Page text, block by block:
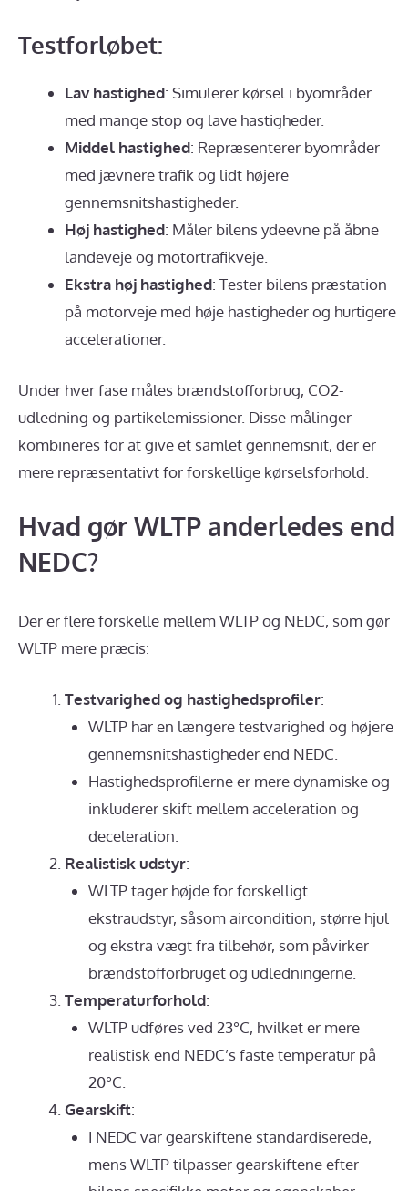
Testforløbet:
Lav hastighed: Simulerer kørsel i byområder
med mange stop og lave hastigheder.
Middel hastighed: Repræsenterer byområder
med jævnere trafik og lidt højere
gennemsnitshastigheder.
Høj hastighed: Måler bilens ydeevne på åbne
landeveje og motortrafikveje.
Ekstra høj hastighed: Tester bilens præstation
på motorveje med høje hastigheder og hurtigere
accelerationer.
Under hver fase måles brændstofforbrug, CO2-
udledning og partikelemissioner. Disse målinger
kombineres for at give et samlet gennemsnit, der er
mere repræsentativt for forskellige kørselsforhold.
Hvad gør WLTP anderledes end
NEDC?
Der er flere forskelle mellem WLTP og NEDC, som gør
WLTP mere præcis:
Testvarighed og hastighedsprofiler:
WLTP har en længere testvarighed og højere
gennemsnitshastigheder end NEDC.
Hastighedsprofilerne er mere dynamiske og
inkluderer skift mellem acceleration og
deceleration.
Realistisk udstyr:
WLTP tager højde for forskelligt
ekstraudstyr, såsom aircondition, større hjul
og ekstra vægt fra tilbehør, som påvirker
brændstofforbruget og udledningerne.
Temperaturforhold:
WLTP udføres ved 23°C, hvilket er mere
realistisk end NEDC’s faste temperatur på
20°C.
Gearskift:
I NEDC var gearskiftene standardiserede,
mens WLTP tilpasser gearskiftene efter